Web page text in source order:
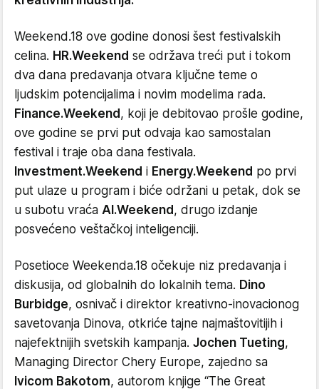
Weekend.18 ove godine donosi šest festivalskih
celina. HR.Weekend se održava treći put i tokom
dva dana predavanja otvara ključne teme o
ljudskim potencijalima i novim modelima rada.
Finance.Weekend, koji je debitovao prošle godine,
ove godine se prvi put odvaja kao samostalan
festival i traje oba dana festivala.
Investment.Weekend i Energy.Weekend po prvi
put ulaze u program i biće održani u petak, dok se
u subotu vraća AI.Weekend, drugo izdanje
posvećeno veštačkoj inteligenciji.
Posetioce Weekenda.18 očekuje niz predavanja i
diskusija, od globalnih do lokalnih tema. Dino
Burbidge, osnivač i direktor kreativno-inovacionog
savetovanja Dinova, otkriće tajne najmaštovitijih i
najefektnijih svetskih kampanja. Jochen Tueting,
Managing Director Chery Europe, zajedno sa
Ivicom Bakotom, autorom knjige “The Great